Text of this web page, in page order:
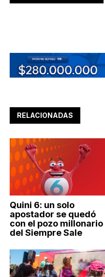
RELACIONADAS
Quini 6: un solo
apostador se quedó
con el pozo millonario
del Siempre Sale